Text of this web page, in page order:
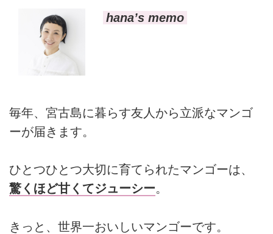
hana’s memo
毎年、宮古島に暮らす友人から立派なマンゴ
ーが届きます。
ひとつひとつ大切に育てられたマンゴーは、
驚くほど甘くてジューシー。
きっと、世界一おいしいマンゴーです。